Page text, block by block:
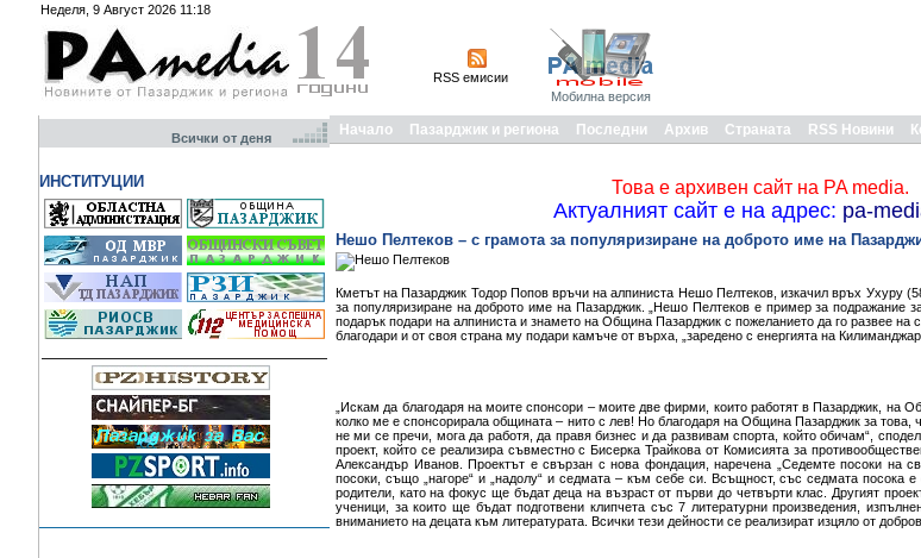
Неделя, 9 Август 2026 11:18
RSS емисии
Мобилна версия
Всички от деня
ИНСТИТУЦИИ
Начало Пазарджик и региона Последни Архив Страната RSS Новини
Това е архивен сайт на PA media.
Актуалният сайт е на адрес: pa-
Нешо Пелтеков – с грамота за популяризиране на доброто име на
Кметът на Пазарджик Тодор Попов връчи на алпиниста Нешо Пелтеков, изкачил връх Ухуру
за популяризиране на доброто име на Пазарджик. „Нешо Пелтеков е пример за подражание
подарък подари на алпиниста и знамето на Община Пазарджик с пожеланието да го развее
благодари и от своя страна му подари камъче от върха, „заредено с енергията на
„Искам да благодаря на моите спонсори – моите две фирми, които работят в Пазарджик, на
колко ме е спонсорирала общината – нито с лев! Но благодаря на Община Пазарджик за това,
не ми се пречи, мога да работя, да правя бизнес и да развивам спорта, който обичам“,
проект, който се реализира съвместно с Бисерка Трайкова от Комисията за
Александър Иванов. Проектът е свързан с нова фондация, наречена „Седемте посоки на
посоки, също „нагоре“ и „надолу“ и седмата – към себе си. Всъщност, със седмата посока
родители, като на фокус ще бъдат деца на възраст от първи до четвърти клас. Другият
ученици, за които ще бъдат подготвени клипчета със 7 литературни произведения,
вниманието на децата към литературата. Всички тези дейности се реализират изцяло от